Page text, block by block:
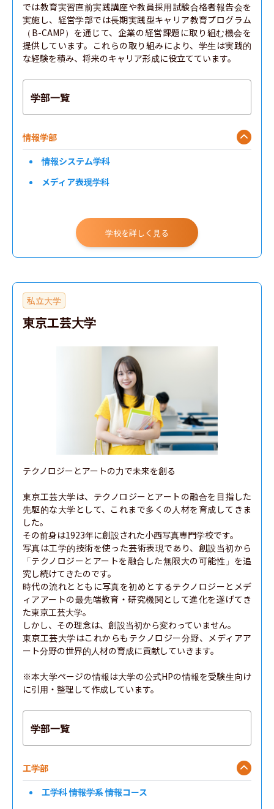
では教育実習直前実践講座や教員採用試験合格者報告会を
実施し、経営学部では長期実践型キャリア教育プログラム
（B-CAMP）を通じて、企業の経営課題に取り組む機会を
提供しています。これらの取り組みにより、学生は実践的
な経験を積み、将来のキャリア形成に役立てています。
学部一覧
情報学部
情報システム学科
メディア表現学科
学校を詳しく見る
私立大学
東京工芸大学
テクノロジーとアートの力で未来を創る
東京工芸大学は、テクノロジーとアートの融合を目指した
先駆的な大学として、これまで多くの人材を育成してきま
した。
その前身は1923年に創設された小西写真専門学校です。
写真は工学的技術を使った芸術表現であり、創設当初から
「テクノロジーとアートを融合した無限大の可能性」を追
究し続けてきたのです。
時代の流れとともに写真を初めとするテクノロジーとメデ
ィアアートの最先端教育・研究機関として進化を遂げてき
た東京工芸大学。
しかし、その理念は、創設当初から変わっていません。
東京工芸大学はこれからもテクノロジー分野、メディアア
ート分野の世界的人材の育成に貢献していきます。
※本大学ページの情報は大学の公式HPの情報を受験生向け
に引用・整理して作成しています。
学部一覧
工学部
工学科 情報学系 情報コース